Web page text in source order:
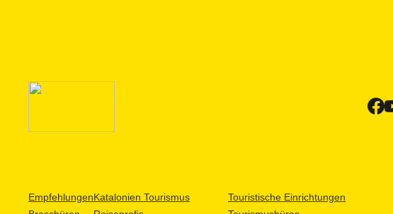
EmpfehlungenKatalonien Tourismus
Touristische Einrichtungen